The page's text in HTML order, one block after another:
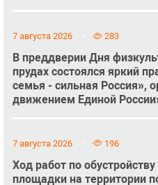
7 августа 2026 283
В преддверии Дня
прудах состоялся яркий
семья - сильная Россия»,
движением Единой
7 августа 2026 196
Ход работ по
площадки на территории